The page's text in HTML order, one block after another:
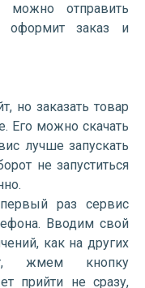
отправить
заказ и
но заказать товар
Его можно скачать
лучше запускать
не запуститься
раз сервис
Вводим свой
как на других
жмем кнопку
прийти не сразу,